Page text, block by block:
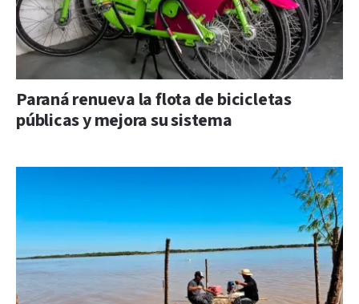
Paraná renueva la flota de bicicletas
públicas y mejora su sistema